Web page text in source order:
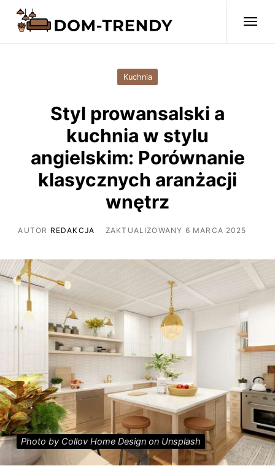
Kuchnia
Styl prowansalski a
kuchnia w stylu
angielskim: Porównanie
klasycznych aranżacji
wnętrz
AUTOR REDAKCJA ZAKTUALIZOWANY 6 MARCA 2025
Photo by Collov Home Design on Unsplash